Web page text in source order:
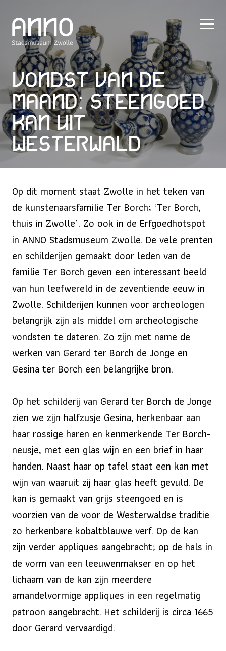
Vondst van de
Maand: Steengoed
kan uit
Westerwald
Op dit moment staat Zwolle in het teken van
de kunstenaarsfamilie Ter Borch; ‘Ter Borch,
thuis in Zwolle’. Zo ook in de Erfgoedhotspot
in ANNO Stadsmuseum Zwolle. De vele prenten
en schilderijen gemaakt door leden van de
familie Ter Borch geven een interessant beeld
van hun leefwereld in de zeventiende eeuw in
Zwolle. Schilderijen kunnen voor archeologen
belangrijk zijn als middel om archeologische
vondsten te dateren. Zo zijn met name de
werken van Gerard ter Borch de Jonge en
Gesina ter Borch een belangrijke bron.
Op het schilderij van Gerard ter Borch de Jonge
zien we zijn halfzusje Gesina, herkenbaar aan
haar rossige haren en kenmerkende Ter Borch-
neusje, met een glas wijn en een brief in haar
handen. Naast haar op tafel staat een kan met
wijn van waaruit zij haar glas heeft gevuld. De
kan is gemaakt van grijs steengoed en is
voorzien van de voor de Westerwaldse traditie
zo herkenbare kobaltblauwe verf. Op de kan
zijn verder appliques aangebracht; op de hals in
de vorm van een leeuwenmakser en op het
lichaam van de kan zijn meerdere
amandelvormige appliques in een regelmatig
patroon aangebracht. Het schilderij is circa 1665
door Gerard vervaardigd.